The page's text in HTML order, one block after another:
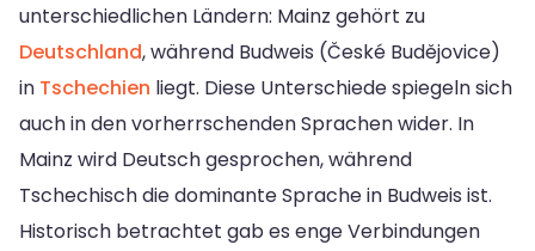
unterschiedlichen Ländern: Mainz gehört zu
Deutschland, während Budweis (České Budějovice)
in Tschechien liegt. Diese Unterschiede spiegeln sich
auch in den vorherrschenden Sprachen wider. In
Mainz wird Deutsch gesprochen, während
Tschechisch die dominante Sprache in Budweis ist.
Historisch betrachtet gab es enge Verbindungen